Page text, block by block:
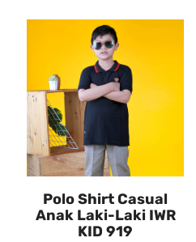
Polo Shirt Casual
Anak Laki-Laki IWR
KID 919